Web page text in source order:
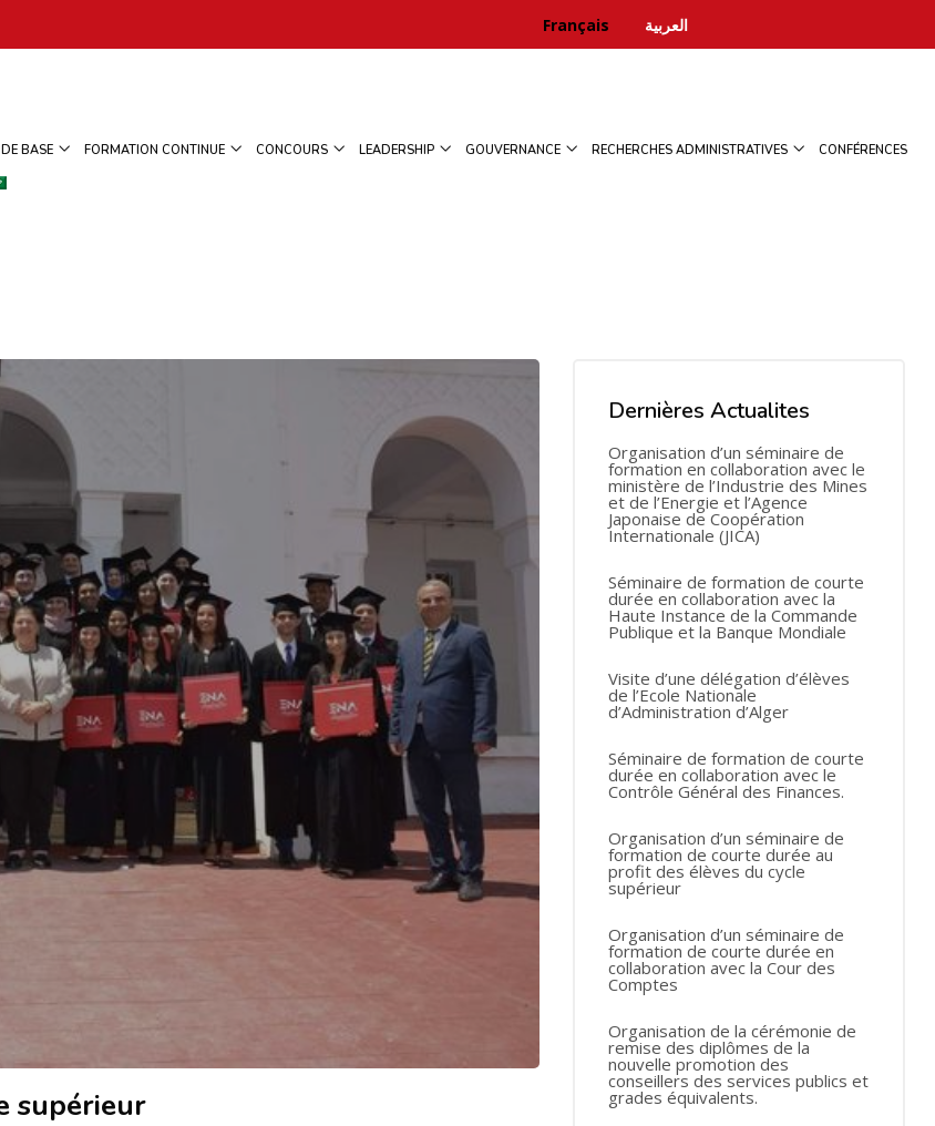
العربية Français
BASE FORMATION CONTINUE CONCOURS LEADERSHIP GOUVERNANCE RECHERCHES ADMINISTRATIVES CONFÉRENCES
supérieur
Dernières Actualites
Organisation d’un séminaire de
formation en collaboration avec le
ministère de l’Industrie des Mines
et de l’Energie et l’Agence
Japonaise de Coopération
Internationale (JICA)
Séminaire de formation de courte
durée en collaboration avec la
Haute Instance de la Commande
Publique et la Banque Mondiale
Visite d’une délégation d’élèves
de l’Ecole Nationale
d’Administration d’Alger
Séminaire de formation de courte
durée en collaboration avec le
Contrôle Général des Finances.
Organisation d’un séminaire de
formation de courte durée au
profit des élèves du cycle
supérieur
Organisation d’un séminaire de
formation de courte durée en
collaboration avec la Cour des
Comptes
Organisation de la cérémonie de
remise des diplômes de la
nouvelle promotion des
conseillers des services publics et
grades équivalents.